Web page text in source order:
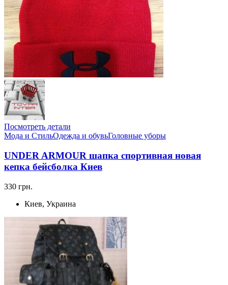
Посмотреть детали
Мода и СтильОдежда и обувьГоловные уборы
UNDER ARMOUR шапка спортивная новая
кепка бейсболка Киев
330 грн.
Киев, Украина